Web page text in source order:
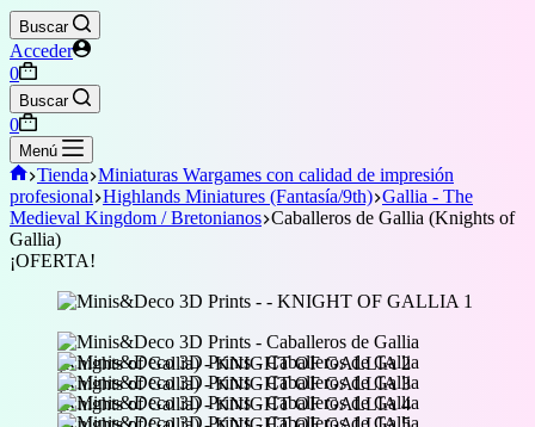
Buscar
Acceder
Carro
de
compra
0
Buscar
Carro
de
compra
0
Menú
Inicio
Tienda Miniaturas Wargames con calidad de impresión
profesional Highlands Miniatures (Fantasía/9th) Gallia - The
Medieval Kingdom / Bretonianos Caballeros de Gallia (Knights of
Gallia)
¡OFERTA!